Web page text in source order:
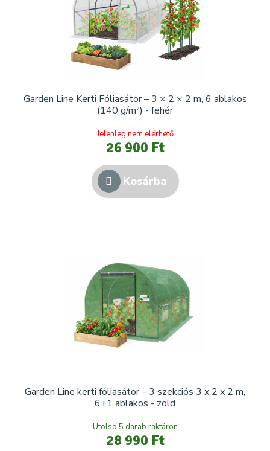
Garden Line Kerti Fóliasátor – 3 × 2 × 2 m, 6 ablakos
(140 g/m²) - fehér
Jelenleg nem elérhető
26 900 Ft
Kosárba
Garden Line kerti fóliasátor – 3 szekciós 3 x 2 x 2 m,
6+1 ablakos - zöld
Utolsó 5 darab raktáron
28 990 Ft